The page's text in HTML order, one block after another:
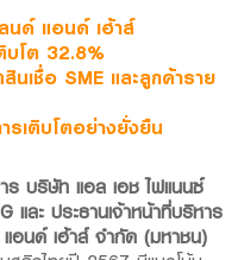
นด์ แอนด์ เฮ้าส์
บโต 32.8%
เชื่อ SME และลูกค้าราย
เติบโตอย่างยั่งยืน
บริษัท แอล เอช ไฟแนนซ์
และ ประธานเจ้าหน้าที่บริหาร
อนด์ เฮ้าส์ จำกัด (มหาชน)